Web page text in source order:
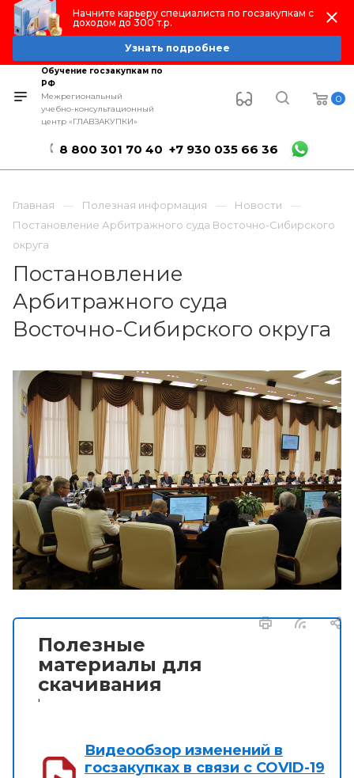
Начните карьеру специалиста по госзакупкам с
доходом до 300 т.р.
Узнать подробнее
Обучение госзакупкам по
РФ
Межрегиональный
учебно-консультационный
центр «ГЛАВЗАКУПКИ»
0
8 800 301 70 40 +7 930 035 66 36
Главная Полезная информация
Новости
Постановление Арбитражного суда Восточно-Сибирского
округа
Постановление
Арбитражного суда
Восточно-Сибирского округа
Полезные
материалы для
скачивания
'
Видеообзор изменений в
госзакупках в связи с COVID-19